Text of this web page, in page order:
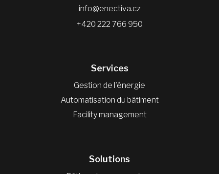
info@enectiva.cz
+420 222 766 950
Services
Gestion de l'énergie
Automatisation du bâtiment
Facility management
Solutions